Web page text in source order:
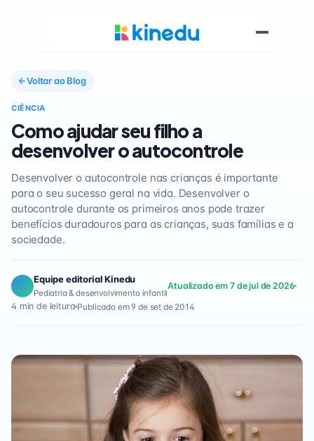
Voltar ao Blog
CIÊNCIA
Como ajudar seu filho a
desenvolver o autocontrole
Desenvolver o autocontrole nas crianças é importante
para o seu sucesso geral na vida. Desenvolver o
autocontrole durante os primeiros anos pode trazer
benefícios duradouros para as crianças, suas famílias e a
sociedade.
Equipe editorial Kinedu
Pediatria & desenvolvimento infantil
Atualizado em 7 de jul de 2026
4 min de leitura Publicado em 9 de set de 2014